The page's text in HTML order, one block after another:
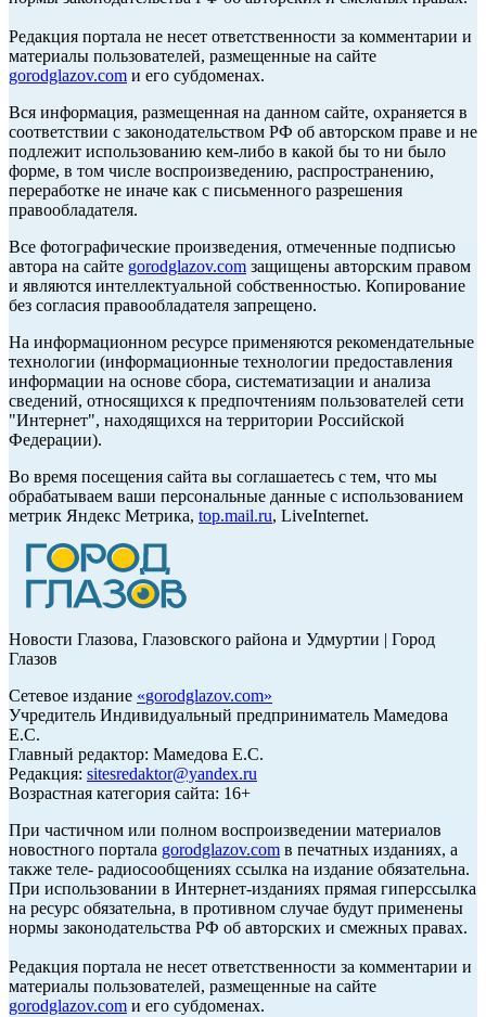
Редакция портала не несет ответственности за комментарии и
материалы пользователей, размещенные на сайте
gorodglazov.com и его субдоменах.
Вся информация, размещенная на данном сайте, охраняется в
соответствии с законодательством РФ об авторском праве и не
подлежит использованию кем-либо в какой бы то ни было
форме, в том числе воспроизведению, распространению,
переработке не иначе как с письменного разрешения
правообладателя.
Все фотографические произведения, отмеченные подписью
автора на сайте gorodglazov.com защищены авторским правом
и являются интеллектуальной собственностью. Копирование
без согласия правообладателя запрещено.
На информационном ресурсе применяются рекомендательные
технологии (информационные технологии предоставления
информации на основе сбора, систематизации и анализа
сведений, относящихся к предпочтениям пользователей сети
"Интернет", находящихся на территории Российской
Федерации).
Во время посещения сайта вы соглашаетесь с тем, что мы
обрабатываем ваши персональные данные с использованием
метрик Яндекс Метрика, top.mail.ru, LiveInternet.
Новости Глазова, Глазовского района и Удмуртии | Город
Глазов
Сетевое издание «gorodglazov.com»
Учредитель Индивидуальный предприниматель Мамедова
Е.С.
Главный редактор: Мамедова Е.С.
Редакция: sitesredaktor@yandex.ru
Возрастная категория сайта: 16+
При частичном или полном воспроизведении материалов
новостного портала gorodglazov.com в печатных изданиях, а
также теле- радиосообщениях ссылка на издание обязательна.
При использовании в Интернет-изданиях прямая гиперссылка
на ресурс обязательна, в противном случае будут применены
нормы законодательства РФ об авторских и смежных правах.
Редакция портала не несет ответственности за комментарии и
материалы пользователей, размещенные на сайте
gorodglazov.com и его субдоменах.